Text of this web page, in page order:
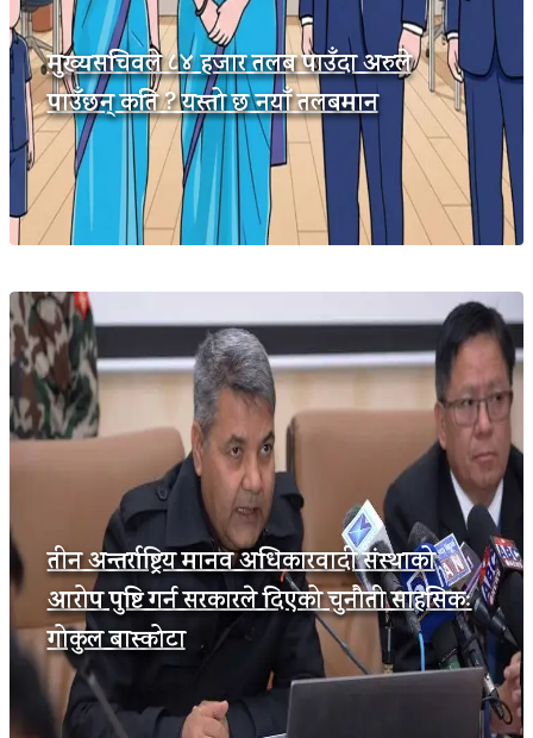
मुख्यसचिवले ८४ हजार तलब पाउँदा अरुले
पाउँछन् कति ? यस्तो छ नयाँ तलबमान
तीन अन्तर्राष्ट्रिय मानव अधिकारवादी संस्थाको
आरोप पुष्टि गर्न सरकारले दिएको चुनौती साहसिकः
गोकुल बास्कोटा